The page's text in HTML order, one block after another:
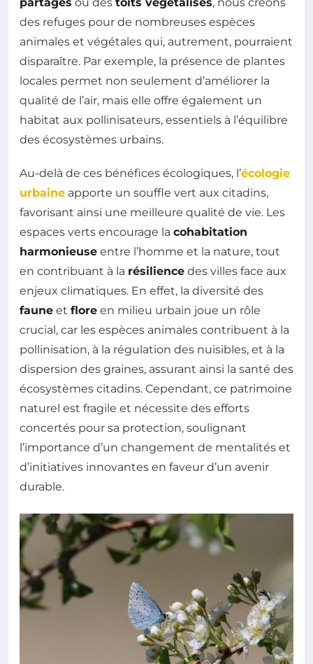
des refuges pour de nombreuses espèces
animales et végétales qui, autrement, pourraient
disparaître. Par exemple, la présence de plantes
locales permet non seulement d’améliorer la
qualité de l’air, mais elle offre également un
habitat aux pollinisateurs, essentiels à l’équilibre
des écosystèmes urbains.
Au-delà de ces bénéfices écologiques, l’écologie
urbaine apporte un souffle vert aux citadins,
favorisant ainsi une meilleure qualité de vie. Les
espaces verts encourage la cohabitation
harmonieuse entre l’homme et la nature, tout
en contribuant à la résilience des villes face aux
enjeux climatiques. En effet, la diversité des
faune et flore en milieu urbain joue un rôle
crucial, car les espèces animales contribuent à la
pollinisation, à la régulation des nuisibles, et à la
dispersion des graines, assurant ainsi la santé des
écosystèmes citadins. Cependant, ce patrimoine
naturel est fragile et nécessite des efforts
concertés pour sa protection, soulignant
l’importance d’un changement de mentalités et
d’initiatives innovantes en faveur d’un avenir
durable.